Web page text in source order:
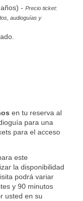
- Precio ticket:
audioguías y
en tu reserva al
para una
para el acceso
este
la disponibilidad
podrá variar
y 90 minutos
usted en su